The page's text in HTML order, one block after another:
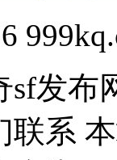
sf发布
联系